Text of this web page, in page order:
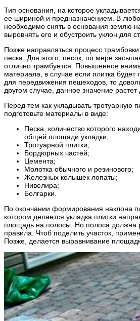
Тип основания, на которое
ее шириной и предназначением. В
необходимо снять в основания землю
выровнять его и обустроить уклон для
Позже направляться процесс трамбовки
песка. Для этого, песок, по мере
отлично трамбуется. Повышенное
материала, в случае если плитка будет
для передвижения пешеходов, то
другом случае, данное значение растет
Перед тем как укладывать тротуарную
подготовьте материалы в виде:
Песка, количество которого
общей площади укладки;
Тротуарной плитки;
Бордюрных частей;
Цемента;
Молотка обычного и резинового;
Железных колышек лопаты;
Нивелира;
Болгарки.
По окончании формирования наклона
котором делается укладка плитки
площадь на полосы. Но полоса должна
правила. Чтоб поделить участок,
Позже, делается выравнивание